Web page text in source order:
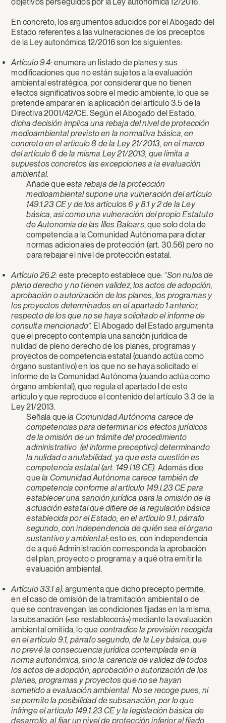
En concreto, los argumentos aducidos por el Abogado del
Estado referentes a las vulneraciones de los preceptos
de la Ley autonómica 12/2016 son los siguientes:
Artículo 9.4: enumera un listado de planes y sus
modificaciones que no están sujetos a la evaluación
ambiental estratégica, por considerar que no tienen
efectos significativos sobre el medio ambiente, lo que se
pretende amparar en la aplicación del artículo 3.5 de la
Directiva 2001/42/CE. Según el Abogado del Estado,
dicha decisión implica una rebaja del nivel de protección
medioambiental previsto en la normativa básica, en
concreto en el artículo 8 de la Ley 21/2013, en el marco
del artículo 6 de la misma Ley 21/2013, que limita a
supuestos concretos las excepciones a la evaluación
ambiental.
Añade queesta rebaja de la protección
medioambiental supone una vulneración del artículo
149.1.23 CE y de los artículos 6 y 8.1 y 2 de la Ley
básica, así como una vulneración del propio Estatuto
de Autonomía de las Illes Balears, que solo dota de
competencia a la Comunidad Autónoma para dictar
normas adicionales de protección (art. 30.56) pero no
para rebajar el nivel de protección estatal.
Artículo 26.2: este precepto establece que: “Son nulos de
pleno derecho y no tienen validez, los actos de adopción,
aprobación o autorización de los planes, los programas y
los proyectos determinados en el apartado 1 anterior,
respecto de los que no se haya solicitado el informe de
consulta mencionado”. El Abogado del Estado argumenta
que el precepto contempla una sanción jurídica de
nulidad de pleno derecho de los planes, programas y
proyectos de competencia estatal (cuando actúa como
órgano sustantivo) en los que no se haya solicitado el
informe de la Comunidad Autónoma (cuando actúa como
órgano ambiental), que regula el apartado l de este
artículo y que reproduce el contenido del artículo 3.3 de la
Ley 21/2013.
Señala quela Comunidad Autónoma carece de
competencias para determinar los efectos jurídicos
de la omisión de un trámite del procedimiento
administrativo (el informe preceptivo) determinando
la nulidad o anulabilidad, ya que esta cuestión es
competencia estatal (art. 149.l.18 CE). Además dice
quela Comunidad Autónoma carece también de
competencia conforme al artículo 149.l.23 CE para
establecer una sanción jurídica para la omisión de la
actuación estatal que difiere de la regulación básica
establecida por el Estado, en el artículo 9.1, párrafo
segundo, con independencia de quién sea el órgano
sustantivo y ambiental; esto es, con independencia
de a qué Administración corresponda la aprobación
del plan, proyecto o programa y a qué otra emitir la
evaluación ambiental.
Artículo 33.1 a):argumenta que dicho precepto permite,
en el caso de omisión de la tramitación ambiental o de
que se contravengan las condiciones fijadas en la misma,
la subsanación («se restablecerá») mediante la evaluación
ambiental omitida, lo que contradice la previsión recogida
en el artículo 9.1, párrafo segundo, de la Ley básica, que
no prevé la consecuencia jurídica contemplada en la
norma autonómica, sino la carencia de validez de todos
los actos de adopción, aprobación o autorización de los
planes, programas y proyectos que no se hayan
sometido a evaluación ambiental. No se recoge pues, ni
se permite la posibilidad de subsanación, por lo que
infringe el artículo 149.1.23 CE y la legislación básica de
desarrollo, al fijar un nivel de protección inferior al fijado